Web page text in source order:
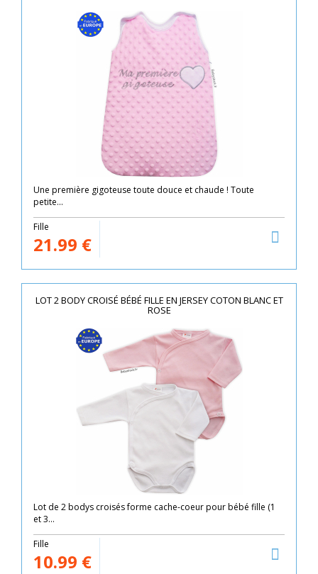
Une première gigoteuse toute douce et chaude ! Toute
petite...
Fille
21.99 €
LOT 2 BODY CROISÉ BÉBÉ FILLE EN JERSEY COTON BLANC ET
ROSE
Lot de 2 bodys croisés forme cache-coeur pour bébé fille (1
et 3...
Fille
10.99 €